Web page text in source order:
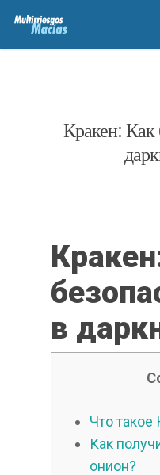
Кракен: Как
в
Что такое
Как
онион?